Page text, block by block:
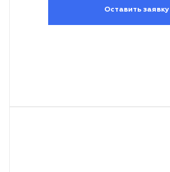
Оставить заявку